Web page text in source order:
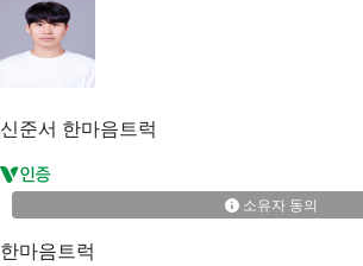
신준서 한마음트럭
소유자 동의
한마음트럭